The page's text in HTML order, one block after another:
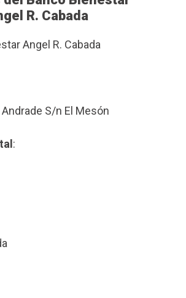
R. Cabada
Angel R. Cabada
S/n El Mesón
: